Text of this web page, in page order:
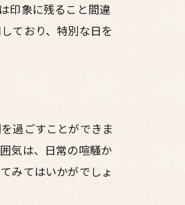
印象に残ること間違
ており、特別な日を
過ごすことができま
気は、日常の喧騒か
みてはいかがでしょ